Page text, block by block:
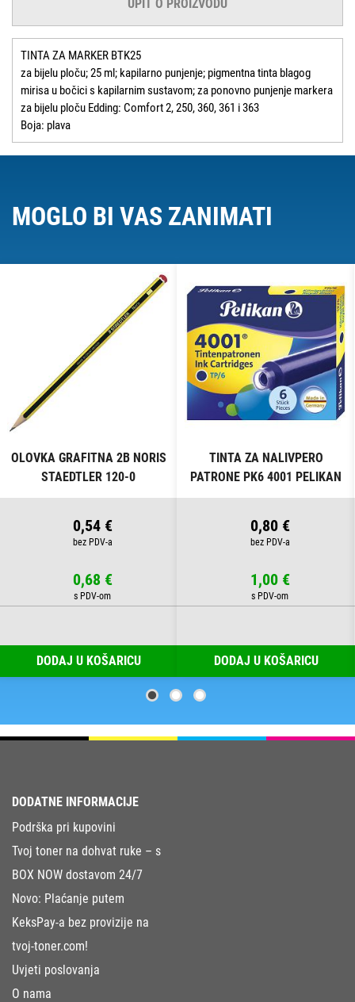
UPIT O PROIZVODU
TINTA ZA MARKER BTK25
za bijelu ploču; 25 ml; kapilarno punjenje; pigmentna tinta blagog
mirisa u bočici s kapilarnim sustavom; za ponovno punjenje markera
za bijelu ploču Edding: Comfort 2, 250, 360, 361 i 363
Boja: plava
MOGLO BI VAS ZANIMATI
OLOVKA GRAFITNA 2B NORIS
STAEDTLER 120-0
0,54 €
0,68 €
DODAJ U KOŠARICU
TINTA ZA NALIVPERO
PATRONE PK6 4001 PELIKAN
301176 PLAVA
0,80 €
1,00 €
DODAJ U KOŠARICU
DODATNE INFORMACIJE
Podrška pri kupovini
Tvoj toner na dohvat ruke – s
BOX NOW dostavom 24/7
Novo: Plaćanje putem
KeksPay-a bez provizije na
tvoj-toner.com!
Uvjeti poslovanja
O nama